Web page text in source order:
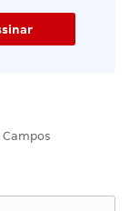
Campos